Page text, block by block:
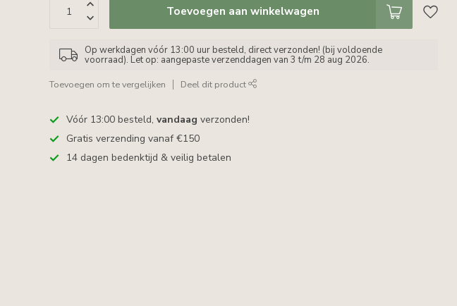
Toevoegen aan winkelwagen
Op werkdagen vóór 13:00 uur besteld, direct verzonden! (bij voldoende
voorraad). Let op: aangepaste verzenddagen van 3 t/m 28 aug 2026.
Toevoegen om te vergelijken Deel dit product
Vóór 13:00 besteld,vandaag verzonden!
Gratis verzending vanaf €150
14 dagen bedenktijd & veilig betalen